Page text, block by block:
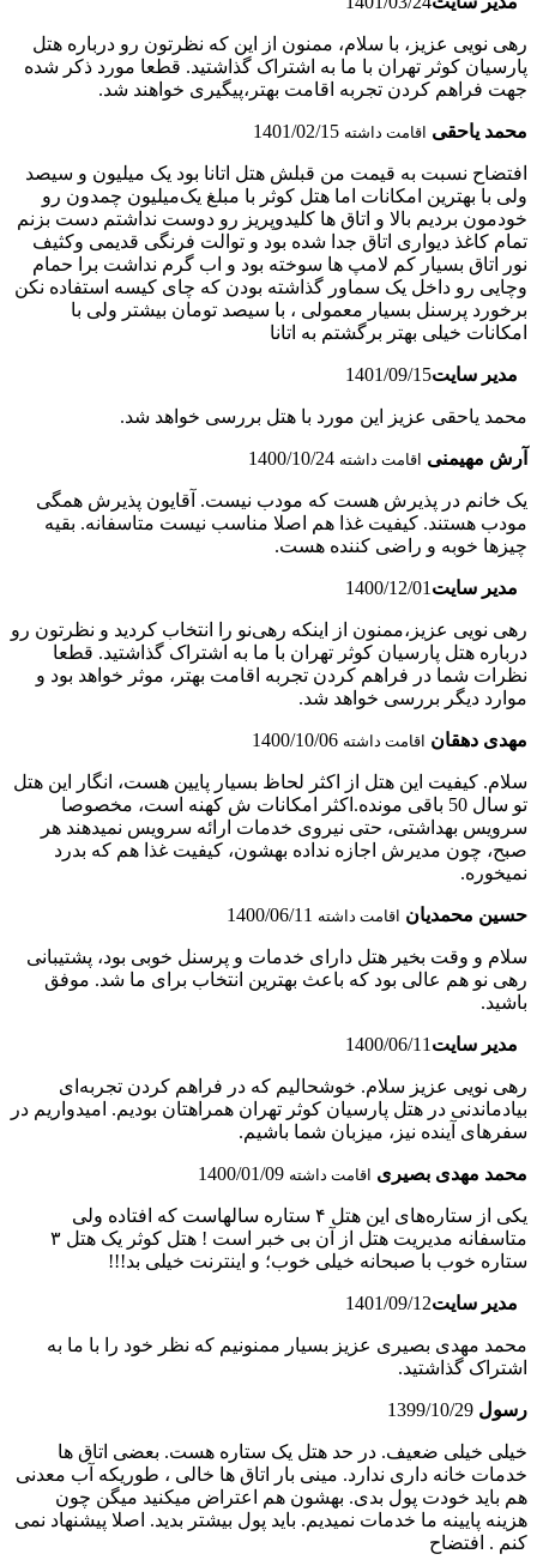
رهی نویی عزیز، با سلام، ممنون از این که نظرتون رو درباره هتل
پارسیان کوثر تهران با ما به اشتراک گذاشتید. قطعا مورد ذکر شده
جهت فراهم کردن تجربه اقامت بهتر،پیگیری خواهند شد.
محمد یاحقی اقامت داشته 1401/02/15
افتضاح نسبت به قیمت من قبلش هتل اتانا بود یک میلیون و سیصد
ولی با بهترین امکانات اما هتل کوثر با مبلغ یک‌میلیون چمدون رو
خودمون بردیم بالا و اتاق ها کلیدو‌پریز رو دوست نداشتم دست بزنم
تمام کاغذ دیواری اتاق جدا شده بود و توالت فرنگی قدیمی و‌کثیف
نور اتاق بسیار کم لامپ ها سوخته بود و اب گرم نداشت برا حمام
وچایی رو داخل یک سماور گذاشته بودن که چای کیسه استفاده نکن
برخورد پرسنل بسیار معمولی ، با سیصد تومان بیشتر ولی با
امکانات خیلی بهتر برگشتم به اتانا
مدیر سایت1401/09/15
محمد یاحقی عزیز این مورد با هتل بررسی خواهد شد.
آرش مهیمنی اقامت داشته 1400/10/24
یک خانم در پذیرش هست که مودب نیست. آقایون پذیرش همگی
مودب هستند. کیفیت غذا هم اصلا مناسب نیست متاسفانه. بقیه
چیزها خوبه و راضی کننده هست.
مدیر سایت 1400/12/01
رهی نویی عزیز،ممنون از اینکه رهی‌نو را انتخاب کردید و نظرتون رو
درباره هتل پارسیان کوثر تهران با ما به اشتراک گذاشتید. قطعا
نظرات شما در فراهم کردن تجربه اقامت بهتر، موثر خواهد بود و
موارد دیگر بررسی خواهد شد.
مهدی دهقان اقامت داشته 1400/10/06
سلام. کیفیت این هتل از اکثر لحاظ بسیار پایین هست، انگار این هتل
تو سال 50 باقی مونده.اکثر امکانات ش کهنه است، مخصوصا
سرویس بهداشتی، حتی نیروی خدمات ارائه سرویس نمیدهند هر
صبح، چون مدیرش اجازه نداده بهشون، کیفیت غذا هم که بدرد
نمیخوره.
حسین محمدیان اقامت داشته 1400/06/11
سلام و وقت بخیر هتل دارای خدمات و پرسنل خوبی بود، پشتیبانی
رهی نو هم عالی بود که باعث بهترین انتخاب برای ما شد. موفق
باشید.
مدیر سایت 1400/06/11
رهی نویی عزیز سلام. خوشحالیم که در فراهم کردن تجربه‌ای
بیادماندنی در هتل پارسیان کوثر تهران همراهتان بودیم. امیدواریم در
سفرهای آینده نیز، میزبان شما باشیم.
محمد مهدی بصیری اقامت داشته 1400/01/09
یکی از ستاره‌های این هتل ۴ ستاره سالهاست که افتاده ولی
متاسفانه مدیریت هتل از آن بی خبر است ! هتل کوثر یک هتل ۳
ستاره خوب با صبحانه خیلی خوب؛ و اینترنت خیلی بد!!!
مدیر سایت1401/09/12
محمد مهدی بصیری عزیز بسیار ممنونیم که نظر خود را با ما به
اشتراک گذاشتید.
رسول 1399/10/29
خیلی خیلی ضعیف. در حد هتل یک ستاره هست. بعضی اتاق ها
خدمات خانه داری ندارد. مینی بار اتاق ها خالی ، طوریکه آب معدنی
هم باید خودت پول بدی. بهشون هم اعتراض میکنید میگن چون
هزینه پایینه ما خدمات نمیدیم. باید پول بیشتر بدید. اصلا پیشنهاد نمی
کنم . افتضاح